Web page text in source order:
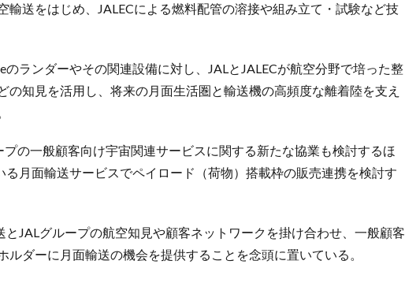
輸送をはじめ、JALECによる燃料配管の溶接や組み立て・試験など技
ランダーやその関連設備に対し、JALとJALECが航空分野で培った整
の知見を活用し、将来の月面生活圏と輸送機の高頻度な離着陸を支え
の一般顧客向け宇宙関連サービスに関する新たな協業も検討するほ
る月面輸送サービスでペイロード（荷物）搭載枠の販売連携を検討す
とJALグループの航空知見や顧客ネットワークを掛け合わせ、一般顧客
ダーに月面輸送の機会を提供することを念頭に置いている。